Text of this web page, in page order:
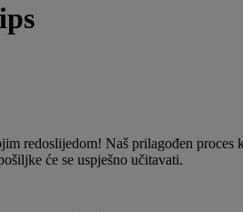
redoslijedom! Naš prilagođen
će se uspješno učitavati.